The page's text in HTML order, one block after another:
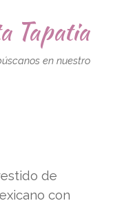
Tapatia
en nuestro
de
con